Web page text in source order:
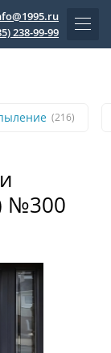
238-99-99
(216)
№300